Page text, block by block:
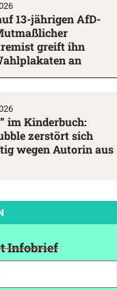
13-jährigen AfD-
greift ihn
an
im Kinderbuch:
zerstört sich
wegen Autorin aus
Infobrief